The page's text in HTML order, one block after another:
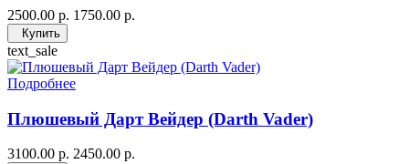
2500.00 р. 1750.00 р.
Купить
text_sale
Подробнее
Плюшевый Дарт Вейдер (Darth Vader)
3100.00 р. 2450.00 р.